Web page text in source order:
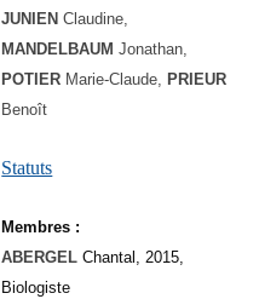
JUNIENClaudine,
MANDELBAUMJonathan,
POTIER Marie-Claude, PRIEUR
Benoît
Statuts
Membres :
ABERGEL Chantal, 2015,
Biologiste